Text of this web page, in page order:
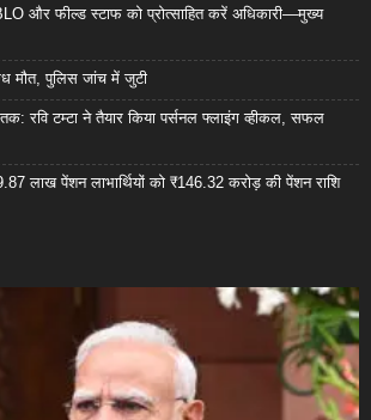
और फील्ड स्टाफ को प्रोत्साहित करें अधिकारी—मुख्य
मौत, पुलिस जांच में जुटी
रवि टम्टा ने तैयार किया पर्सनल फ्लाइंग व्हीकल, सफल
लाख पेंशन लाभार्थियों को ₹146.32 करोड़ की पेंशन राशि